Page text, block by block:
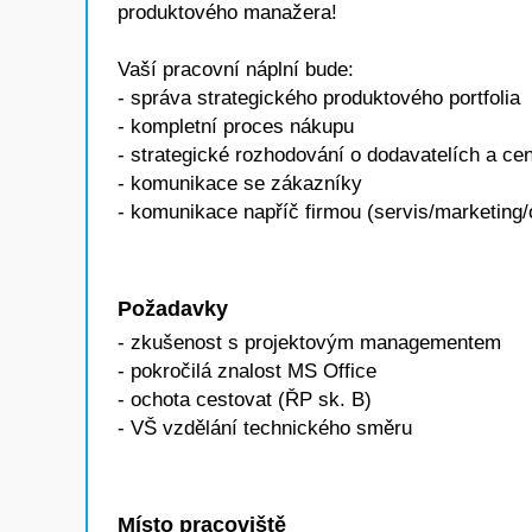
produktového manažera!
Vaší pracovní náplní bude:
- správa strategického produktového portfolia
- kompletní proces nákupu
- strategické rozhodování o dodavatelích a
- komunikace se zákazníky
- komunikace napříč firmou (servis/marketing/
Požadavky
- zkušenost s projektovým managementem
- pokročilá znalost MS Office
- ochota cestovat (ŘP sk. B)
- VŠ vzdělání technického směru
Místo pracoviště